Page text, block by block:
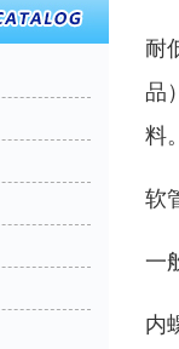
耐
品
料
软
一
内